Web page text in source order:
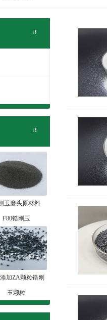
玉磨头原材料
F80锆刚玉
加ZA颗粒锆刚
玉颗粒